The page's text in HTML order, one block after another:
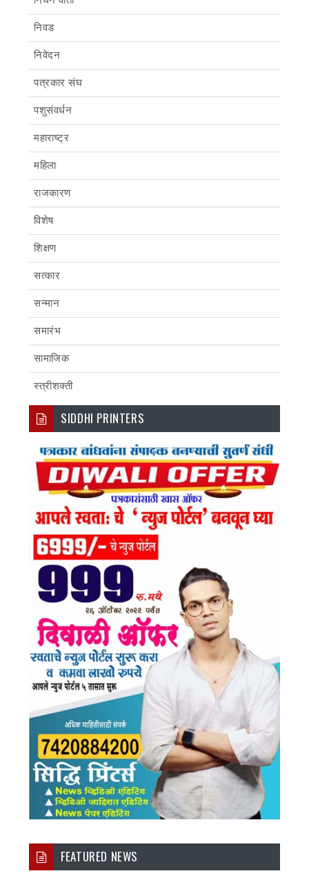
निवड
निवेदन
पत्रकार संघ
पशुसंवर्धन
महाराष्ट्र
महिला
राजकारण
विशेष
शिक्षण
सत्कार
सन्मान
समारंभ
सामाजिक
स्त्रीशक्ती
SIDDHI PRINTERS
FEATURED NEWS